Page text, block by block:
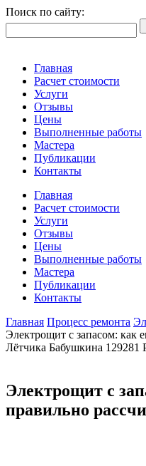
Поиск по сайту:
Главная
Расчет стоимости
Услуги
Отзывы
Цены
Выполненные работы
Мастера
Публикации
Контакты
Главная
Расчет стоимости
Услуги
Отзывы
Цены
Выполненные работы
Мастера
Публикации
Контакты
Главная Процесс ремонта
Электрощит с запасом: как
Лётчика Бабушкина 129281
Электрощит с
правильно